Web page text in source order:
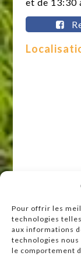
Pour offrir les
technologies
aux informations
technologies
le comportement
et de 13:30